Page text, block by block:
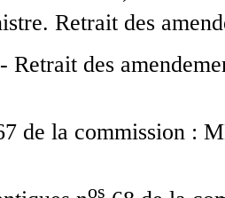
Retrait des
des
de la commission :
os